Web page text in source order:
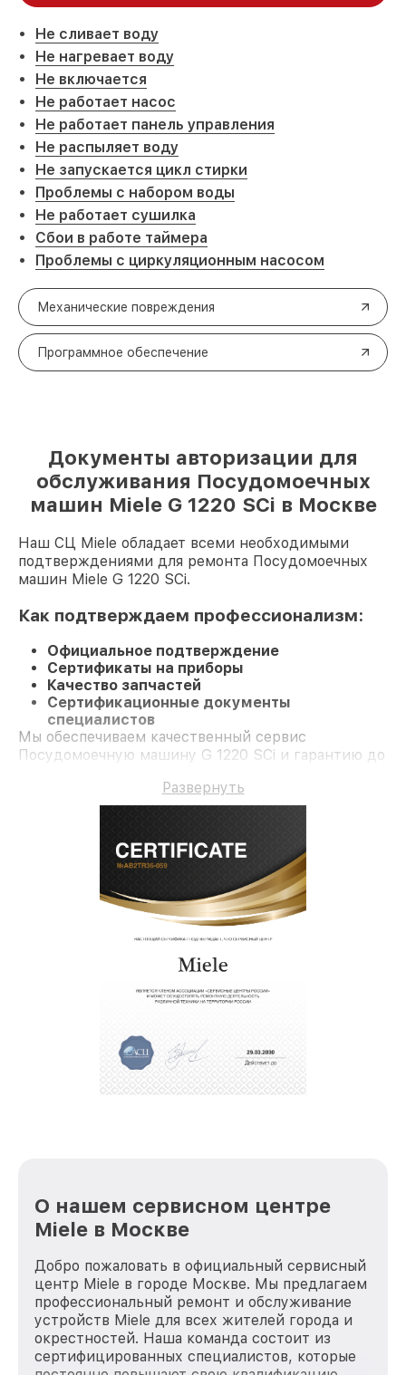
Не сливает воду
Не нагревает воду
Не включается
Не работает насос
Не работает панель управления
Не распыляет воду
Не запускается цикл стирки
Проблемы с набором воды
Не работает сушилка
Сбои в работе таймера
Проблемы с циркуляционным насосом
Механические повреждения
Программное обеспечение
Документы авторизации для
обслуживания Посудомоечных
машин Miele G 1220 SCi в Москве
Наш СЦ Miele обладает всеми необходимыми
подтверждениями для ремонта Посудомоечных
машин Miele G 1220 SCi.
Как подтверждаем профессионализм:
Официальное подтверждение
Сертификаты на приборы
Качество запчастей
Сертификационные документы
специалистов
Мы обеспечиваем качественный сервис
Посудомоечную машину G 1220 SCi и гарантию до
Развернуть
О нашем сервисном центре
Miele в Москве
Добро пожаловать в официальный сервисный
центр Miele в городе Москве. Мы предлагаем
профессиональный ремонт и обслуживание
устройств Miele для всех жителей города и
окрестностей. Наша команда состоит из
сертифицированных специалистов, которые